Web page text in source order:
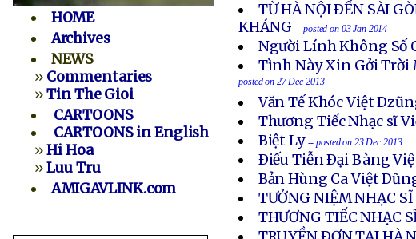
HOME
Archives
NEWS
» Commentaries
»Tin The Gioi
CARTOONS
CARTOONS in English
»Hi Hoa
»Luu Tru
AMIGAVLINK.com
TỪ HÀ NỘI ÐẾN SÀI
KHÁNG-- posted on 03 Jan 2014
Người Lính Không Số
Tình Này Xin Gởi Trời
posted on 27 Dec 2013
Văn Tế Khóc Việt
Thương Tiếc Nhạc sĩ
Biệt Ly -- posted on 23 Dec 2013
Ðiếu Tiễn Ðại Bàng
Bản Hùng Ca Việt
TƯỞNG NIỆM NHẠC
THƯƠNG TIẾC NHẠC